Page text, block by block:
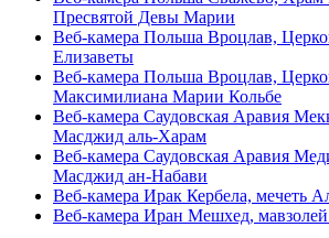
Пресвятой Девы Марии
Веб-камера Польша Вроцлав,
Елизаветы
Веб-камера Польша Вроцлав,
Максимилиана Марии Кольбе
Веб-камера Саудовская Аравия
Масджид аль-Харам
Веб-камера Саудовская Аравия
Масджид ан-Набави
Веб-камера Ирак Кербела, мечеть
Веб-камера Иран Мешхед,